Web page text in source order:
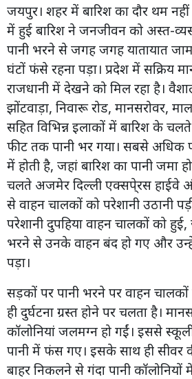
जयपुर। शहर में बारिश का दौर थम नहीं
में हुई बारिश ने जनजीवन को अस्त-
पानी भरने से जगह जगह यातायात
घंटों फंसे रहना पड़ा। प्रदेश में सक्रिय
राजधानी में देखने को मिल रहा है।
झोंटवाड़ा, निवारू रोड, मानसरोवर,
सहित विभिन्न इलाकों में बारिश के
फीट तक पानी भर गया। सबसे अधिक
में होती है, जहां बारिश का पानी जमा
चलते अजमेर दिल्ली एक्सपे्रस हाईवे
से वाहन चालकों को परेशानी उठानी
परेशानी दुपहिया वाहन चालकों को
भरने से उनके वाहन बंद हो गए और
पड़ा।
सड़कों पर पानी भरने पर वाहन
ही दुर्घटना ग्रस्त होने पर चलता है।
कॉलोनियां जलमग्न हो गईं। इससे
पानी में फंस गए। इसके साथ ही सीवर
बाहर निकलने से गंदा पानी